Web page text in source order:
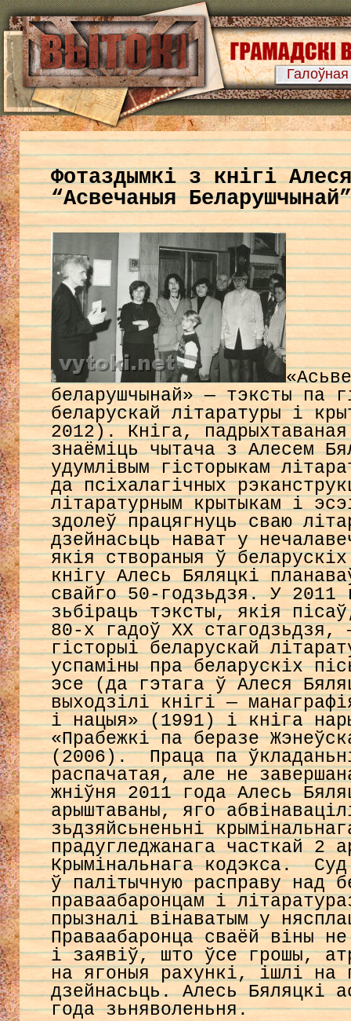
Галоўная
Фотаздымкі з кнігі
“Асвечаныя Беларушчынай”
беларушчынай» — тэксты па
беларускай літаратуры і
2012). Кніга,
знаёміць чытача з Алесем
удумлівым гісторыкам
да псіхалагічных
літаратурным крытыкам і
здолеў працягнуць сваю
дзейнасьць нават у
якія створаныя ў
кнігу Алесь Бяляцкі
свайго 50-годзьдзя. У 2011
зьбіраць тэксты, якія
80-х гадоў ХХ стагодзьдзя,
гісторыі беларускай
успаміны пра беларускіх
эсе (да гэтага ў Алеся
выходзілі кнігі —
і нацыя» (1991) і кніга
«Прабежкі па беразе
(2006). Праца па
распачатая, але не
жніўня 2011 года Алесь
арыштаваны, яго
зьдзяйсьненьні
прадугледжанага часткай 2
Крымінальнага кодэкса. Суд
ў палітычную расправу над
праваабаронцам і
прызналі вінаватым у
Праваабаронца сваёй віны
і заявіў, што ўсе грошы,
на ягоныя рахункі, ішлі на
дзейнасьць. Алесь Бяляцкі
года зьняволеньня.